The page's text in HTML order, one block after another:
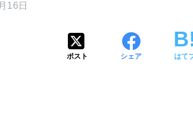
16日
ポスト シェア はて